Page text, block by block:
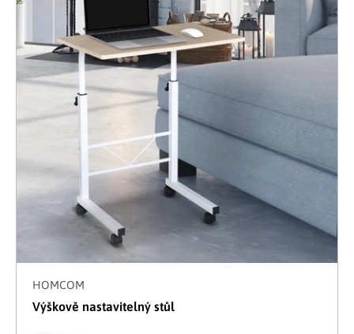
HOMCOM
Výškově nastavitelný stůl